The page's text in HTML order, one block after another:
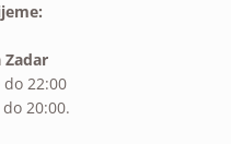
Zadar
22:00
20:00.